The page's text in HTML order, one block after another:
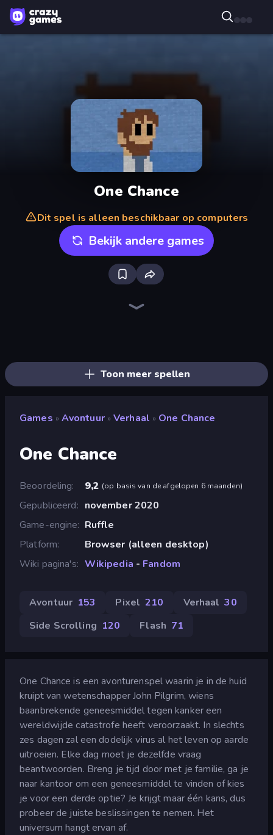
One Chance
Dit spel is alleen beschikbaar op computers
Bekijk andere games
Toon meer spellen
Games » Avontuur » Verhaal » One Chance
One Chance
Beoordeling 9,2 (op basis van de afgelopen 6 maanden)
Gepubliceerd
november 2020
Game-engine
Ruffle
Platform
Browser (alleen desktop)
Wiki pagina's
Wikipedia - Fandom
Avontuur 153 Pixel 210 Verhaal 30
Side Scrolling 120 Flash 71
One Chance is een avonturenspel waarin je in de huid
kruipt van wetenschapper John Pilgrim, wiens
baanbrekende geneesmiddel tegen kanker een
wereldwijde catastrofe heeft veroorzaakt. In slechts
zes dagen zal een dodelijk virus al het leven op aarde
uitroeien. Elke dag moet je dezelfde vraag
beantwoorden. Breng je tijd door met je familie, ga je
naar kantoor om een geneesmiddel te vinden of kies
je voor een derde optie? Je krijgt maar één kans, dus
probeer de juiste beslissingen te nemen. Het
universum hangt ervan af.